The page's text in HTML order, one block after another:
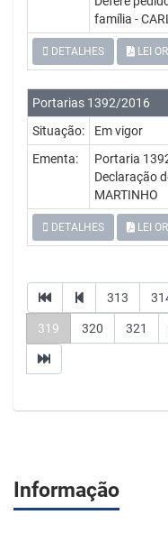
família -
DETALHES LEI
Portarias 1392/2016
Situação:
Em vigor
Ementa:
Portaria
Declaração
MARTINHO
DETALHES LEI
313
319 320 321
Informação